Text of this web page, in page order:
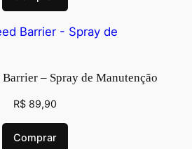
Barrier – Spray de Manutenção
R$ 89,90
Comprar